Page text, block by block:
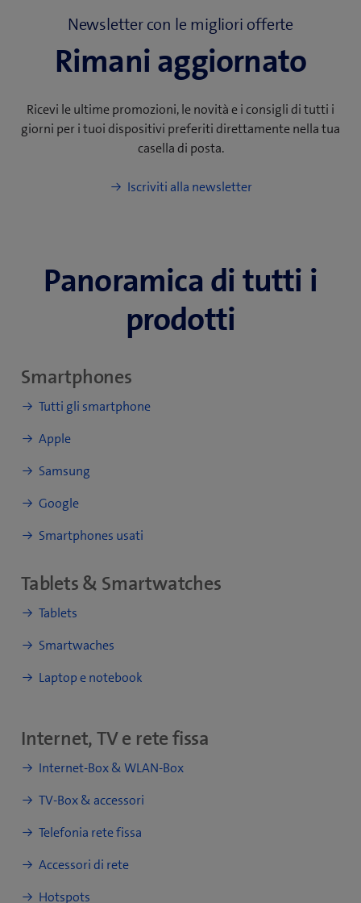
Newsletter con le migliori offerte
Rimani aggiornato
Ricevi le ultime promozioni, le novità e i consigli di tutti i
giorni per i tuoi dispositivi preferiti direttamente nella tua
casella di posta.
Iscriviti alla newsletter
Panoramica di tutti i
prodotti
Smartphones
Tutti gli smartphone
Apple
Samsung
Google
Smartphones usati
Tablets & Smartwatches
Tablets
Smartwaches
Laptop e notebook
Internet, TV e rete fissa
Internet-Box & WLAN-Box
TV-Box & accessori
Telefonia rete fissa
Accessori di rete
Hotspots